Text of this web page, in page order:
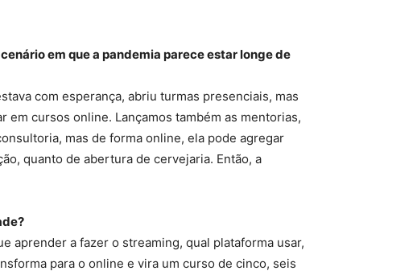
em que a pandemia parece estar longe de
com esperança, abriu turmas presenciais, mas
cursos online. Lançamos também as mentorias,
mas de forma online, ela pode agregar
quanto de abertura de cervejaria. Então, a
aprender a fazer o streaming, qual plataforma usar,
para o online e vira um curso de cinco, seis